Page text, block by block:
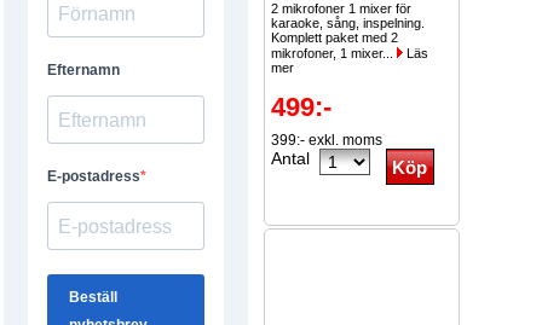
2 mikrofoner 1 mixer för
karaoke, sång, inspelning.
Komplett paket med 2
mikrofoner, 1 mixer...
Läs
mer
499:-
399:- exkl. moms
Antal